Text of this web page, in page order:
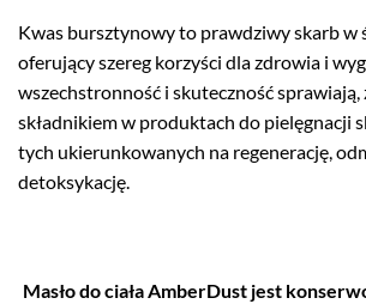
Kwas bursztynowy to prawdziwy skarb w
oferujący szereg korzyści dla zdrowia i
wszechstronność i skuteczność sprawiają,
składnikiem w produktach do pielęgnacji
tych ukierunkowanych na regenerację,
detoksykację.
Masło do ciała AmberDust jest